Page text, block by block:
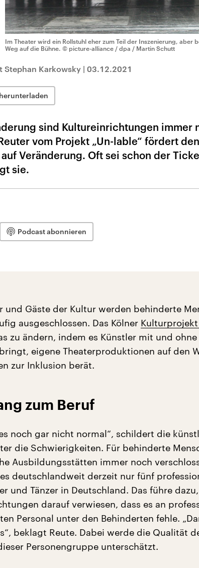
Im Theater wird ein Rollstuhl eher zum Teil der Inszenierung, aber
Weg auf die Bühne. © picture-alliance / dpa / Martin Schutt
Stephan Karkowsky | 03.12.2021
sind Kultureinrichtungen immer
vom Projekt „Un-lable“ fördert
Veränderung. Oft sei schon der
sie.
Podcast abonnieren
und Gäste der Kultur werden behinderte
ausgeschlossen. Das Kölner Kulturprojekt
zu ändern, indem es Künstler mit und
eigene Theaterproduktionen auf den
zur Inklusion berät.
zum Beruf
noch gar nicht normal“, schildert die
die Schwierigkeiten. Für behinderte
Ausbildungsstätten immer noch
deutschlandweit derzeit nur fünf
und Tänzer in Deutschland. Das führe
darauf verwiesen, dass es an
Personal unter den Behinderten fehle.
beklagt Reute. Dabei werde die Qualität
Personengruppe unterschätzt.